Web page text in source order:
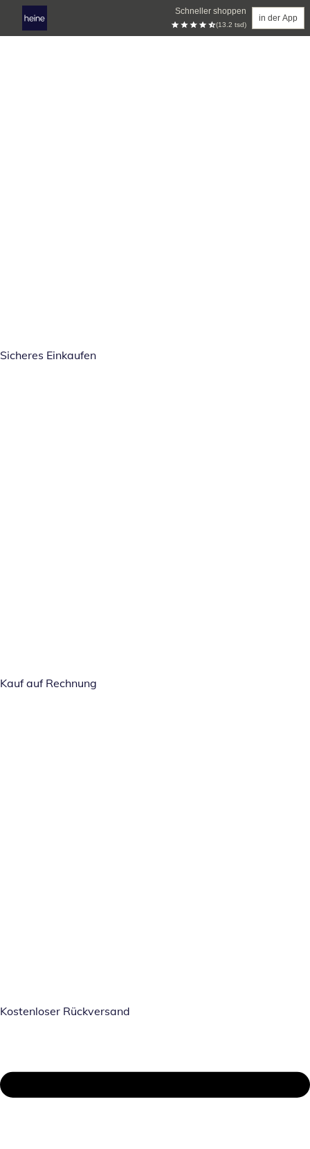
Schneller shoppen
(13.2 tsd)
in der App
Sicheres Einkaufen
Kauf auf Rechnung
Kostenloser Rückversand